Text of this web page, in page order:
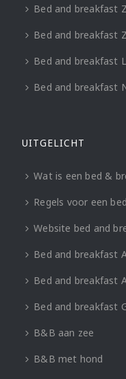
Bed and breakfast
Bed and breakfast
Bed and breakfast
Bed and breakfast
UITGELICHT
Wat is een bed &
Regels voor een
Website bed and
Bed and breakfast
Bed and breakfast
Bed and breakfast
B&B aan zee
B&B met hond